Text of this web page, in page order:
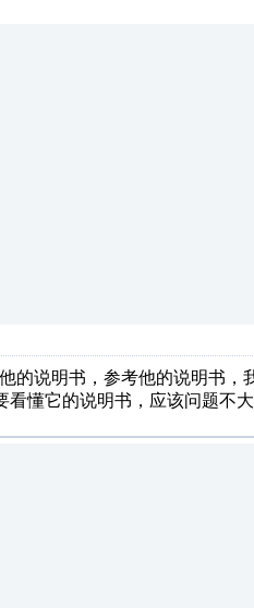
的说明书，参考他的说明书
看懂它的说明书，应该问题不